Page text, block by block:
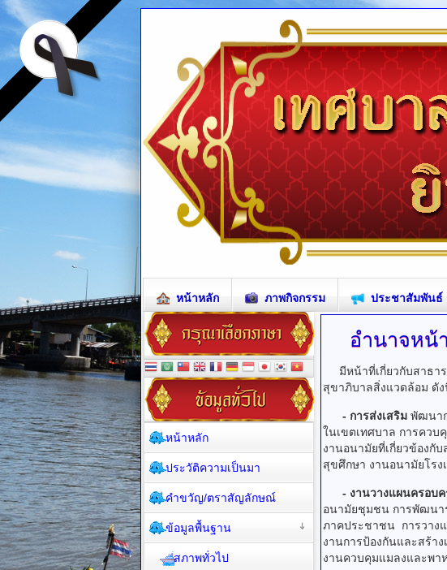
หน้าหลัก ภาพกิจกรรม ประชาสัมพันธ์
อำนาจหน้
มีหน้าที่เกี่ยวกับสาธา
สุขาภิบาลสิ่งแวดล้อม ดั
- การส่งเสริม พัฒนา
ในเขตเทศบาล การควบ
งานอนามัยที่เกี่ยวข้องกั
สุขศึกษา งานอนามัยโรง
- งานวางแผนครอบค
อนามัยชุมชน การพัฒนา
ภาคประชาชน การวาง
งานการป้องกันและสร้า
งานควบคุมแมลงและพา
หน้าหลัก
ประวัติความเป็นมา
คำขวัญ/ตราสัญลักษณ์
ข้อมูลพื้นฐาน
สภาพทั่วไป